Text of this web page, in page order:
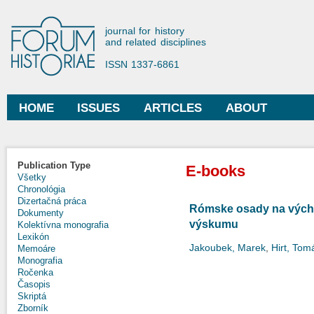
Forum Historiae
journal for history
and related disciplines
ISSN 1337-6861
Main menu
HOME ISSUES ARTICLES ABOUT
Publication Type
Všetky
Chronológia
Dizertačná práca
Dokumenty
Kolektívna monografia
Lexikón
Memoáre
Monografia
Ročenka
Časopis
Skriptá
Zborník
E-books
Rómske osady na
výskumu
Jakoubek, Marek Hirt,